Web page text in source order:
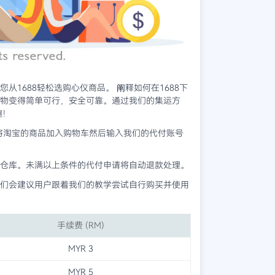
从1688轻松选购心仪商品。 阐释如何在1688下
变得简单可行，安全可靠。通过我们的集运方
宝的商品加入购物车然后输入我们的代付账号
。未满以上条件的代付申请将自动退款处理。
会建议用户跟着我们的教学尝试自行购买并使用
手续费 (RM)
MYR 3
MYR 5